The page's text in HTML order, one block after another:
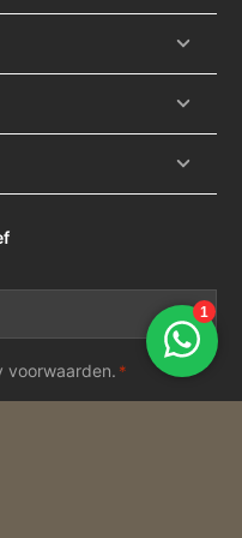
voorwaarden. *